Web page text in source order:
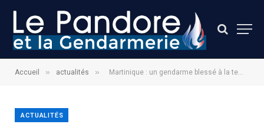
Accueil » actualités » Martinique : un gendarme blessé à la tempe par un tir d’arme à feu en pleine patrouille
ACTUALITÉS